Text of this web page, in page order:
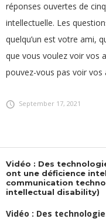
réponses ouvertes de
intellectuelle. Les
quelqu’un est votre ami,
que vous voulez voir vos
pouvez-vous pas voir
September 17, 2021
Vidéo : Des
ont une déficience
communication
intellectual disability)
Vidéo : Des